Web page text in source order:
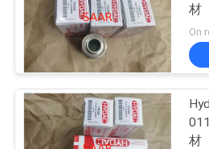
引
用
材
On
材